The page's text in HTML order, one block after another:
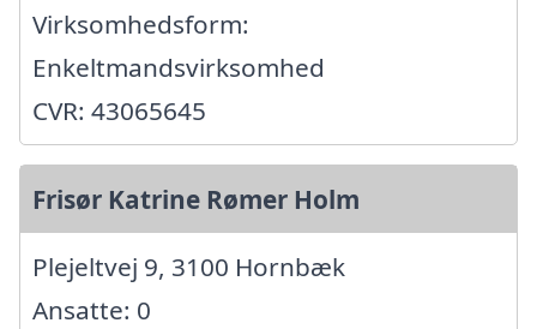
Virksomhedsform:
Enkeltmandsvirksomhed
CVR: 43065645
Frisør Katrine Rømer Holm
Plejeltvej 9, 3100 Hornbæk
Ansatte: 0